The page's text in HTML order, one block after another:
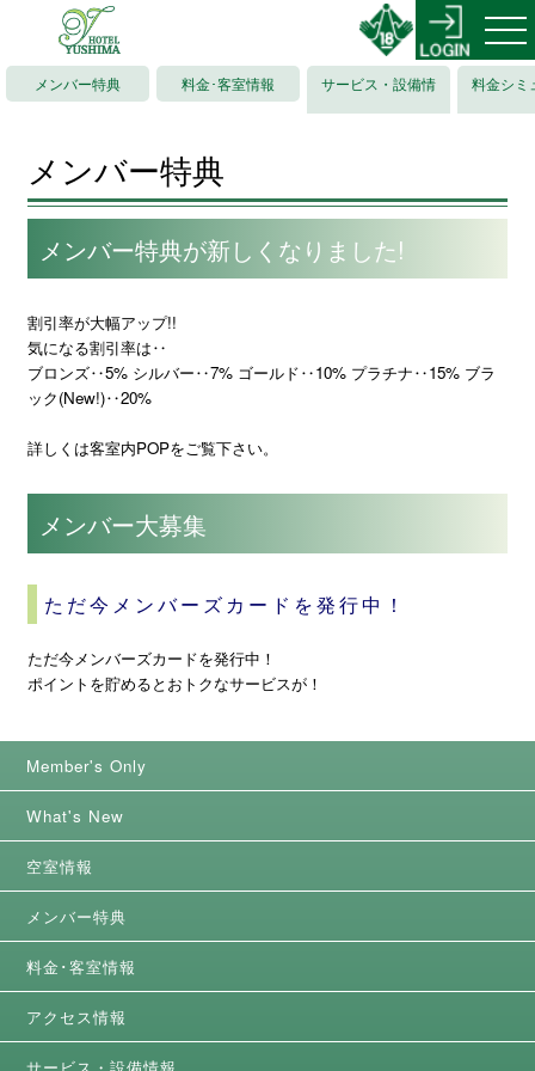
メンバー特典 料金･客室情報
サービス・設備情
報
料金シミ
ョ
メンバー特典
メンバー特典が新しくなりました!
割引率が大幅アップ!!
気になる割引率は‥
ブロンズ‥5% シルバー‥7% ゴールド‥10% プラチナ‥15% ブラ
ック(New!)‥20%
詳しくは客室内POPをご覧下さい。
メンバー大募集
ただ今メンバーズカードを発行中！
ただ今メンバーズカードを発行中！
ポイントを貯めるとおトクなサービスが！
Member's Only
What's New
空室情報
メンバー特典
料金･客室情報
アクセス情報